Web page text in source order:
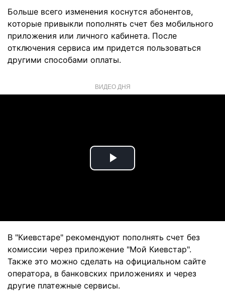
Больше всего изменения коснутся абонентов,
которые привыкли пополнять счет без мобильного
приложения или личного кабинета. После
отключения сервиса им придется пользоваться
другими способами оплаты.
ВИДЕО ДНЯ
Play
В "Киевстаре" рекомендуют пополнять счет без
комиссии через приложение "Мой Киевстар".
Также это можно сделать на официальном сайте
оператора, в банковских приложениях и через
другие платежные сервисы.